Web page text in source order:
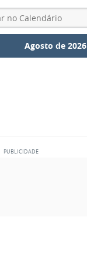
Agosto de 2026